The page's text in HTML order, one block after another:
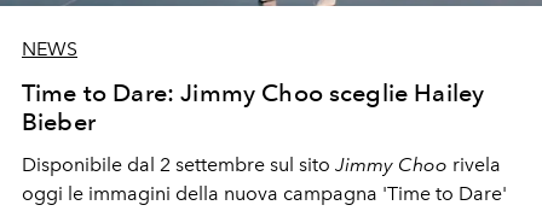
NEWS
Time to Dare: Jimmy Choo sceglie Hailey
Bieber
Disponibile dal 2 settembre sul sito Jimmy Choo rivela
oggi le immagini della nuova campagna 'Time to Dare'